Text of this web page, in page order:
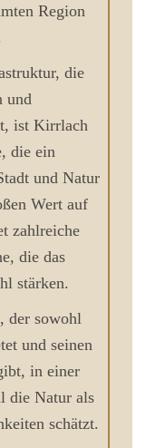
Region
die
und
ist Kirrlach
die ein
und Natur
Wert auf
zahlreiche
die das
stärken.
der sowohl
und seinen
in einer
die Natur als
schätzt.